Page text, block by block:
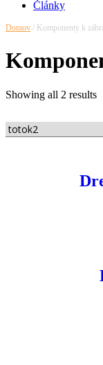
Články
Domov / Komponenty k
Showing all 2 results